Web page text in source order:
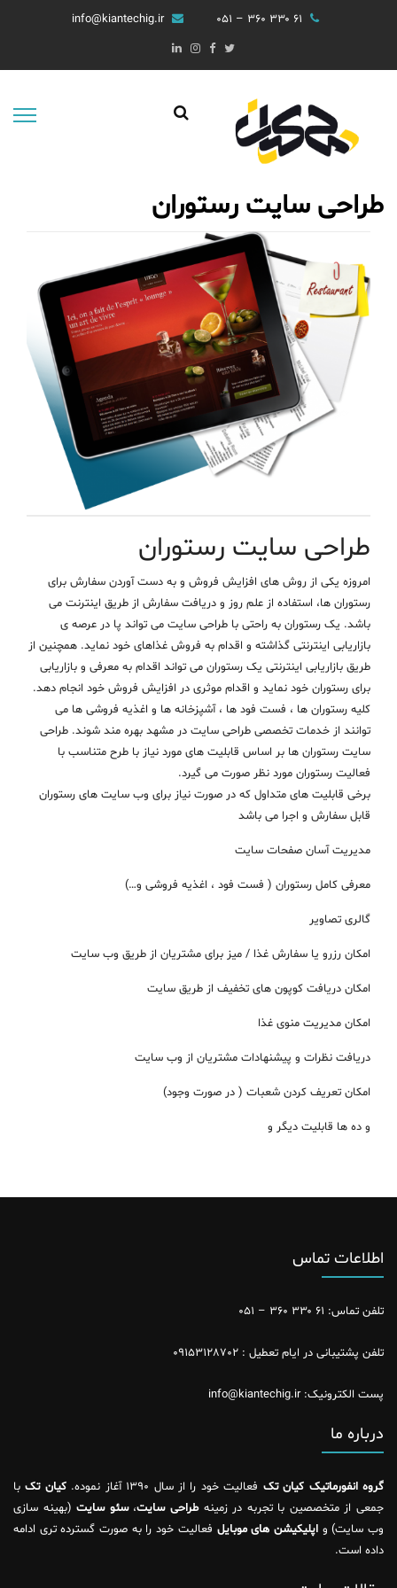
info@kiantechig.ir
طراحی سایت رستوران
طراحی سایت رستوران
امروزه یکی از روش های افزایش فروش و به دست آوردن سفارش برای
رستوران ها، استفاده از علم روز و دریافت سفارش از طریق اینترنت می
باشد. یک رستوران به راحتی با طراحی سایت می تواند پا در عرصه ی
بازاریابی اینترنتی گذاشته و اقدام به فروش غذاهای خود نماید. همچنین از
طریق بازاریابی اینترنتی یک رستوران می تواند اقدام به معرفی و بازاریابی
برای رستوران خود نماید و اقدام موثری در افزایش فروش خود انجام دهد.
کلیه رستوران ها ، فست فود ها ، آشپزخانه ها و اغذیه فروشی ها می
توانند از خدمات تخصصی طراحی سایت در مشهد بهره مند شوند. طراحی
سایت رستوران ها بر اساس قابلیت های مورد نیاز با طرح متناسب با
فعالیت رستوران مورد نظر صورت می گیرد.
برخی قابلیت های متداول که در صورت نیاز برای وب سایت های رستوران
قابل سفارش و اجرا می باشد
مدیریت آسان صفحات سایت
معرفی کامل رستوران ( فست فود ، اغذیه فروشی و…)
گالری تصاویر
امکان رزرو یا سفارش غذا / میز برای مشتریان از طریق وب سایت
امکان دریافت کوپون های تخفیف از طریق سایت
امکان مدیریت منوی غذا
دریافت نظرات و پیشنهادات مشتریان از وب سایت
امکان تعریف کردن شعبات ( در صورت وجود)
و ده ها قابلیت دیگر و
اطلاعات تماس
تلفن تماس: ۶۱ ۳۳۰ ۳۶۰ – ۰۵۱
تلفن پشتیبانی در ایام تعطیل : ۰۹۱۵۳۱۲۸۷۰۲
پست الکترونیک: info@kiantechig.ir
درباره ما
گروه انفورماتیک کیان تک فعالیت خود را از سال ۱۳۹۰ آغاز نموده. کیان تکبا
جمعی از متخصصین با تجربه در زمینه طراحی سایت،سئو سایت(بهینه سازی
وب سایت) واپلیکیشن های موبایل فعالیت خود را به صورت گسترده تری ادامه
داده است.